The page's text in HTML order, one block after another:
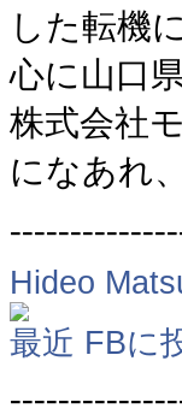
した転機
心に山口
株式会社
になあれ
Hideo
最近 FBに